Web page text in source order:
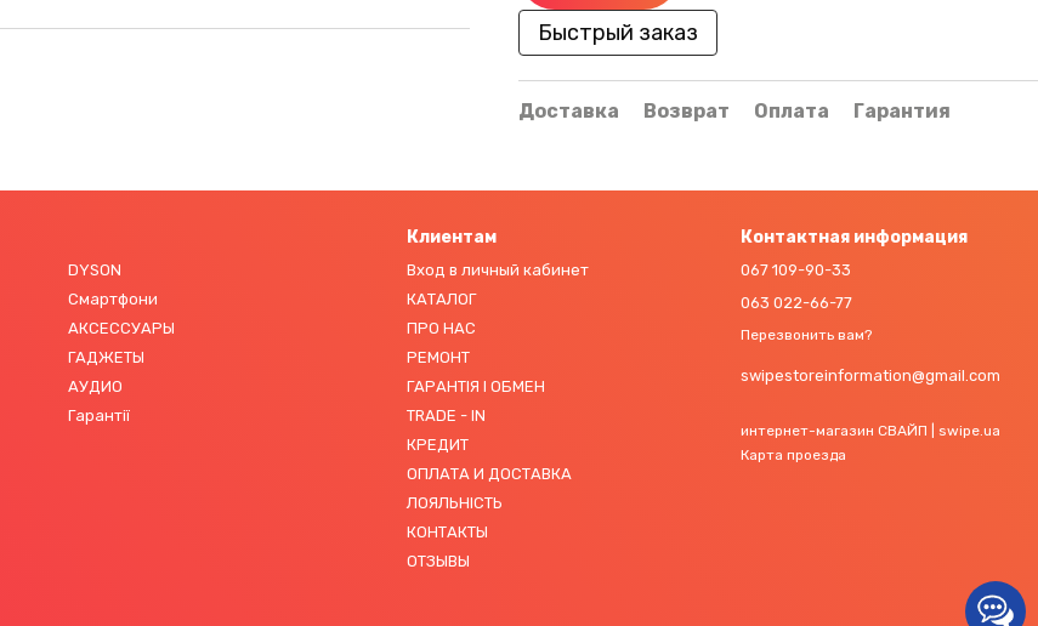
Быстрый заказ
Доставка Возврат Оплата Гарантия
DYSON
Смартфони
АКСЕССУАРЫ
ГАДЖЕТЫ
АУДИО
Гарантії
Клиентам
Вход в личный кабинет
КАТАЛОГ
ПРО НАС
РЕМОНТ
ГАРАНТІЯ І ОБМЕН
TRADE - IN
КРЕДИТ
ОПЛАТА И ДОСТАВКА
ЛОЯЛЬНІСТЬ
КОНТАКТЫ
ОТЗЫВЫ
Контактная информация
067 109-90-33
063 022-66-77
Перезвонить вам?
swipestoreinformation@gmail.com
интернет-магазин СВАЙП | swipe.ua
Карта проезда